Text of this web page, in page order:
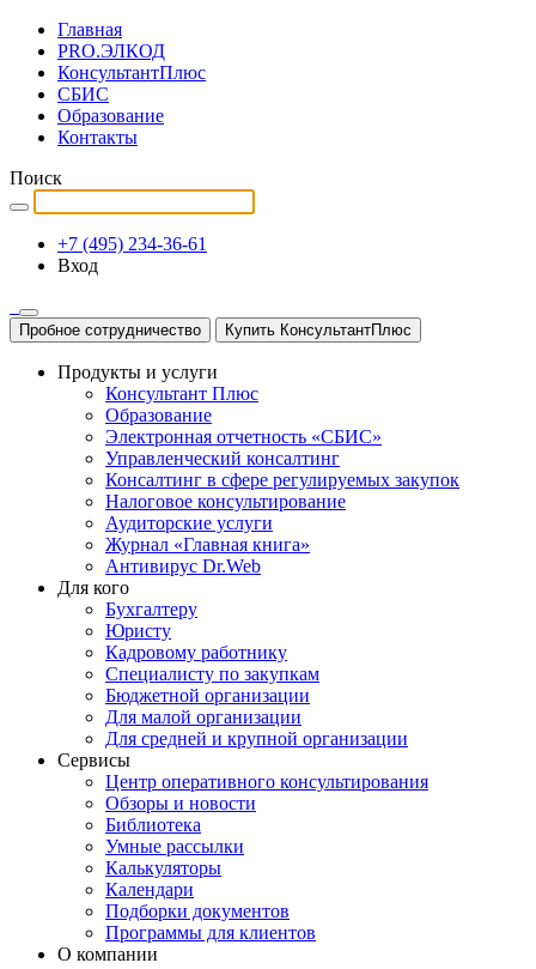
Главная
PRO.ЭЛКОД
КонсультантПлюс
СБИС
Образование
Контакты
Поиск
+7 (495) 234-36-61
Вход
Пробное сотрудничество Купить КонсультантПлюс
Продукты и услуги
Консультант Плюс
Образование
Электронная отчетность «СБИС»
Управленческий консалтинг
Консалтинг в сфере регулируемых закупок
Налоговое консультирование
Аудиторские услуги
Журнал «Главная книга»
Антивирус Dr.Web
Для кого
Бухгалтеру
Юристу
Кадровому работнику
Специалисту по закупкам
Бюджетной организации
Для малой организации
Для средней и крупной организации
Сервисы
Центр оперативного консультирования
Обзоры и новости
Библиотека
Умные рассылки
Калькуляторы
Календари
Подборки документов
Программы для клиентов
О компании